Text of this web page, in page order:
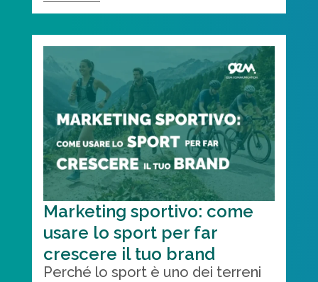
Marketing sportivo: come
usare lo sport per far
crescere il tuo brand
Perché lo sport è uno dei terreni